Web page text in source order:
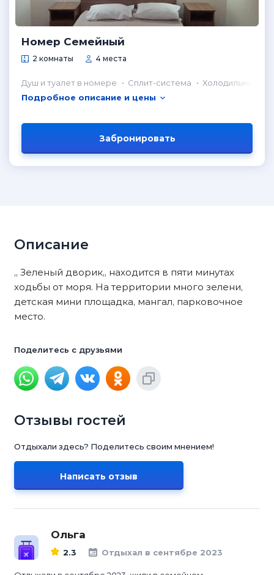
Номер Семейный
2 комнаты 4 места
Душ и туалет в номере Сплит-система
Холодильник в
Подробное описание и цены
Забронировать
Описание
,, Зеленый дворик,, находится в пяти минутах
ходьбы от моря. На территории много зелени,
детская мини площадка, мангал, парковочное
место.
Поделитесь с друзьями
Отзывы гостей
Отдыхали здесь? Поделитесь своим мнением!
Написать отзыв
Ольга
2.3 Отдыхал в сентябре 2023